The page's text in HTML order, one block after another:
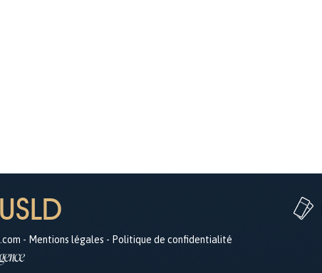
- Mentions légales - Politique de confidentialité